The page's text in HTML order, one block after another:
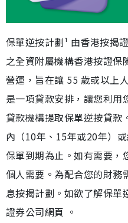
保單逆按計劃¹ 由香港按揭
之全資附屬機構香港按證保
營運，旨在讓 55 歲或以上
是一項貸款安排，讓您利用
貸款機構提取保單逆按貸款
內（10年、15年或20年）
保單到期為止。如有需要，
個人需要。為配合您的財務
息按揭計劃。如欲了解保
證券公司網頁 。